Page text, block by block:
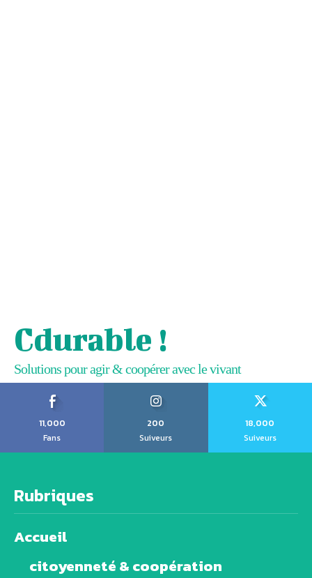
Cdurable !
Solutions pour agir & coopérer avec le vivant
11,000
Fans
200
Suiveurs
18,000
Suiveurs
Rubriques
Accueil
citoyenneté & coopération